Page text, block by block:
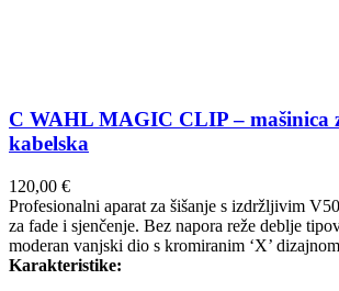
C WAHL MAGIC CLIP – mašinica
kabelska
120,00 €
Profesionalni aparat za šišanje s izdržljivim
za fade i sjenčenje. Bez napora reže deblje
moderan vanjski dio s kromiranim ‘X’
Karakteristike: